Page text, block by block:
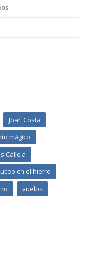
Joan Costa
mágico
Calleja
en el hierro
vuelos